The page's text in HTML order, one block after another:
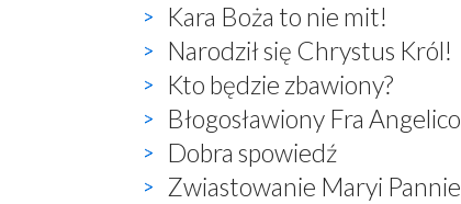
Kara Boża to nie mit!
Narodził się Chrystus Król!
Kto będzie zbawiony?
Błogosławiony Fra Angelico
Dobra spowiedź
Zwiastowanie Maryi Pannie